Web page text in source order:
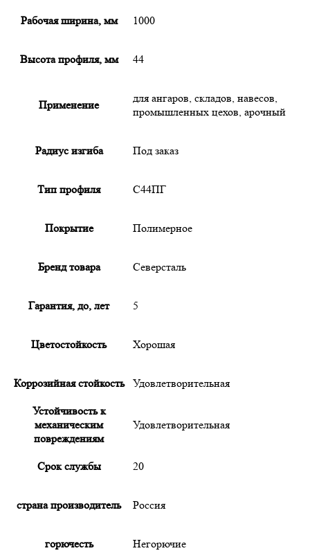
Рабочая ширина, мм 1000
Высота профиля, мм 44
Применение
для ангаров, складов, навесов,
промышленных цехов, арочный
Радиус изгиба Под заказ
Тип профиля С44ПГ
Покрытие Полимерное
Бренд товара Северсталь
Гарантия, до, лет 5
Цветостойкость Хорошая
Коррозийная стойкость Удовлетворительная
Устойчивость к
механическим
повреждениям
Удовлетворительная
Срок службы 20
страна производитель Россия
горючесть Негорючие